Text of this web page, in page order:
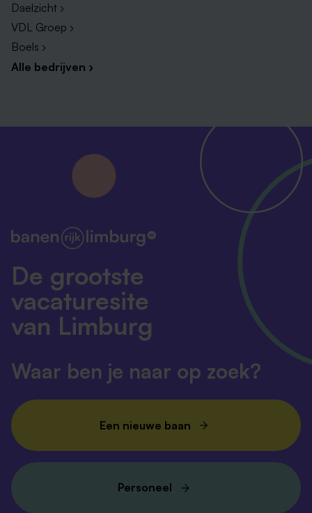
Daelzicht ›
VDL Groep ›
Boels ›
Alle bedrijven ›
De grootste
vacaturesite
van Limburg
Waar ben je naar op zoek?
Een nieuwe baan
Personeel